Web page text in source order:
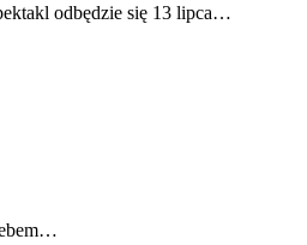
odbędzie się 13 lipca…